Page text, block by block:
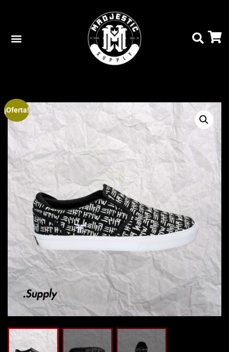
¡Oferta!